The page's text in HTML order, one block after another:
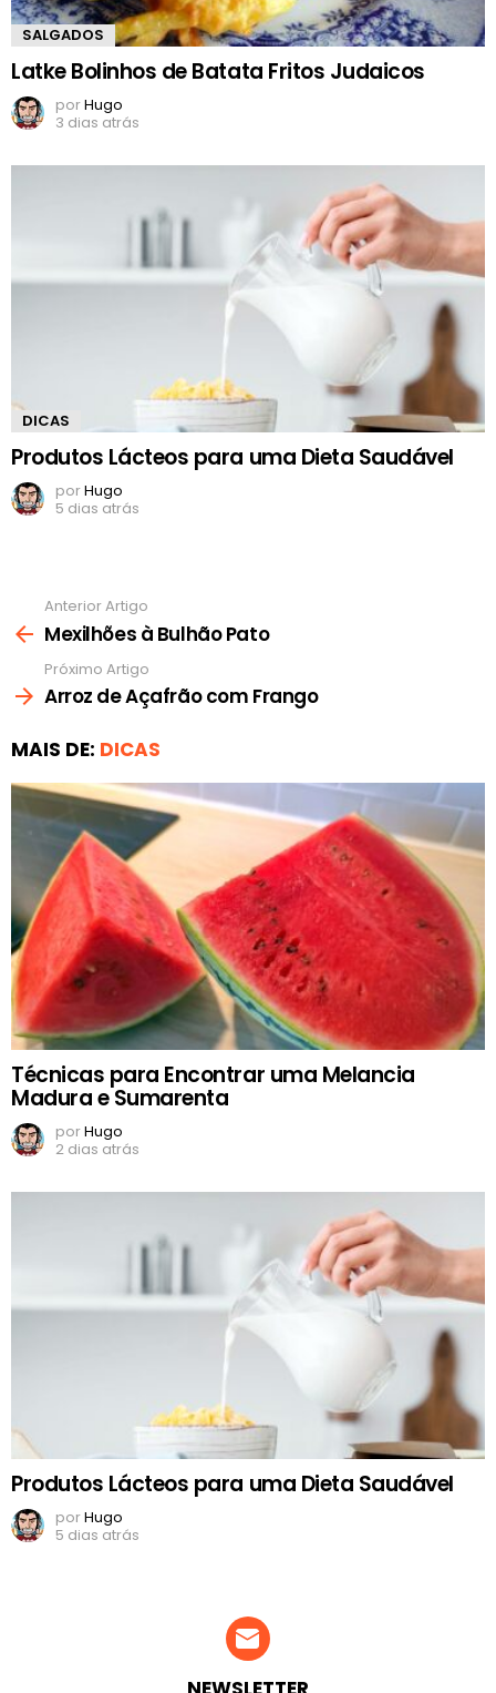
SALGADOS
Latke Bolinhos de Batata Fritos Judaicos
porHugo
3 dias atrás
DICAS
Produtos Lácteos para uma Dieta Saudável
porHugo
5 dias atrás
mais
Anterior Artigo
Mexilhões à Bulhão Pato
Próximo Artigo
Arroz de Açafrão com Frango
MAIS DE: DICAS
Técnicas para Encontrar uma Melancia
Madura e Sumarenta
porHugo
2 dias atrás
Produtos Lácteos para uma Dieta Saudável
porHugo
5 dias atrás